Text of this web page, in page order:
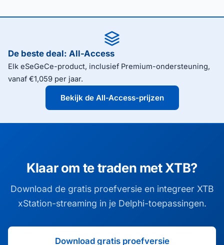
De beste deal: All-Access
Elk eSeGeCe-product, inclusief Premium-ondersteuning,
vanaf €1,059 per jaar.
Bekijk de All-Access-prijzen
Klaar om te traden met XTB?
Download de gratis proefversie en integreer XTB
xStation-streaming in je Delphi-toepassingen.
Download gratis proefversie